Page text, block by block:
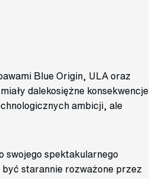
Blue Origin, ULA oraz
dalekosiężne konsekwencje
ambicji, ale
swojego spektakularnego
starannie rozważone przez